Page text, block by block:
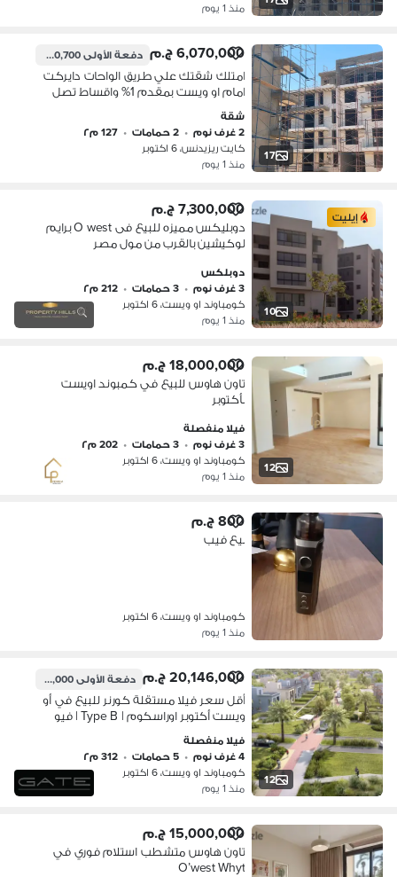
منذ 1 يوم
17
6,070,000 ج.م دفعة الأولى60,700 ج.م
امتلك شقتك علي طريق الواحات دايركت
امام او ويست بمقدم 1% واقساط تصل
الي 10 سنوات استلام فوري
شقة
2 غرف نوم
• 2 حمامات • 127 م٢
كايت ريزيدنس، 6 اكتوبر
منذ 1 يوم
10
إيليت 7,300,000 ج.م
دوبليكس مميزه للبيع فى O west برايم
لوكيشين بالقرب من مول مصر
دوبلكس
3 غرف نوم
• 3 حمامات • 212 م٢
كومباوند او ويست، 6 اكتوبر
منذ 1 يوم
12
18,000,000 ج.م
تاون هاوس للبيع في كمبوند اويست
بأكتوبر
فيلا منفصلة
3 غرف نوم
• 3 حمامات • 202 م٢
كومباوند او ويست، 6 اكتوبر
منذ 1 يوم
800 ج.م
بيع فيب
كومباوند او ويست، 6 اكتوبر
منذ 1 يوم
12
20,146,000 ج.م دفعة الأولى19,000,000 ج.م
أقل سعر فيلا مستقلة كورنر للبيع في أو
ويست أكتوبر اوراسكوم | Type B | فيو
لاند سكيب واسع | استلام فوري | مقدم
19 مليون + أقساط
فيلا منفصلة
4 غرف نوم
• 5 حمامات • 312 م٢
كومباوند او ويست، 6 اكتوبر
منذ 1 يوم
15,000,000 ج.م
تاون هاوس متشطب استلام فوري في
O’west Whyt